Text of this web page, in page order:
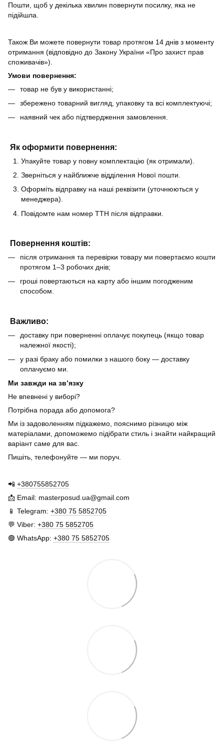
Пошти, щоб у декілька хвилин повернути посилку, яка не
підійшла.
Також Ви можете повернути товар протягом 14 днів з моменту
отримання (відповідно до Закону України «Про захист прав
споживачів»).
Умови повернення:
товар не був у використанні;
збережено товарний вигляд, упаковку та всі комплектуючі;
наявний чек або підтвердження замовлення.
Як оформити повернення:
Упакуйте товар у повну комплектацію (як отримали).
Зверніться у найближче відділення Нової пошти.
Оформіть відправку на наші реквізити (уточнюються у
менеджера).
Повідомте нам номер ТТН після відправки.
Повернення коштів:
після отримання та перевірки товару ми повертаємо кошти
протягом 1–3 робочих днів;
гроші повертаються на карту або іншим погодженим
способом.
Важливо:
доставку при поверненні оплачує покупець (якщо товар
належної якості);
у разі браку або помилки з нашого боку — доставку
оплачуємо ми.
Ми завжди на зв’язку
Не впевнені у виборі?
Потрібна порада або допомога?
Ми із задоволенням підкажемо, пояснимо різницю між
матеріалами, допоможемо підібрати стиль і знайти найкращий
варіант саме для вас.
Пишіть, телефонуйте — ми поруч.
📲 +380755852705
📩 Email: masterposud.ua@gmail.com
📱 Telegram: +380 75 5852705
💬 Viber: +380 75 5852705
🟢 WhatsApp: +380 75 5852705